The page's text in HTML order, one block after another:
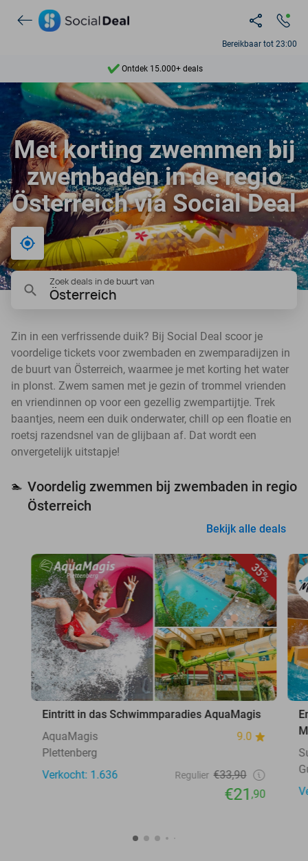
Bereikbaar tot 23:00
Ontdek 15.000+ deals
7 dagen per week beschikbaar
10+ miljoen leden
9,4
Ontdek 15.000+ deals
Met korting zwemmen bij
zwembaden in de regio
Österreich via Social Deal
Bij mij in de buurt
Zoek deals in de buurt van
Österreich
Zin in een verfrissende duik? Bij Social Deal scoor je
voordelige tickets voor zwembaden en zwemparadijzen in
de buurt van Österreich, waarmee je met korting het water
in plonst. Zwem samen met je gezin of trommel vrienden
en vriendinnen op voor een gezellig zwempartijtje. Trek
baantjes, neem een duik onderwater, chill op een floatie en
roetsj razendsnel van de glijbaan af. Dat wordt een
onvergetelijk uitstapje!
🏊 Voordelig zwemmen bij zwembaden in regio
Österreich
Bekijk alle deals
35%
Eintritt in das Schwimmparadies AquaMagis
AquaMagis
9.0
Plettenberg
Verkocht: 1.636
Regulier €33,90
€21,90